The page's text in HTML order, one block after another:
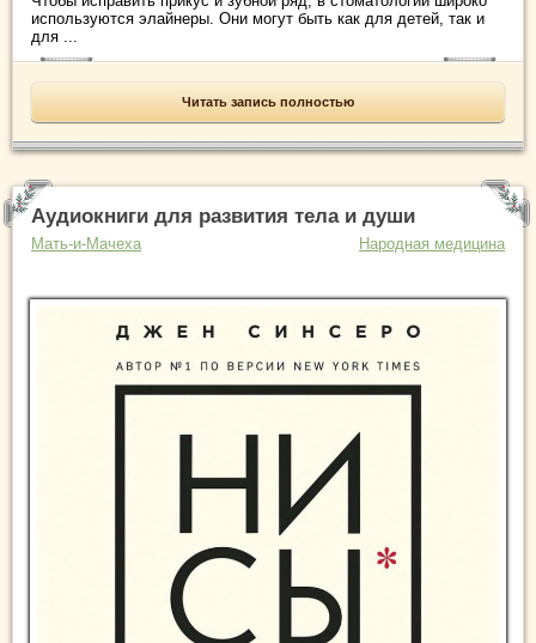
используются элайнеры. Они могут быть как для детей, так и
для ...
Читать запись полностью
Аудиокниги для развития тела и души
Мать-и-Мачеха Народная медицина